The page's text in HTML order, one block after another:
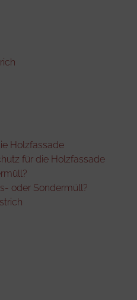
Holzfassade
für die Holzfassade
oder Sondermüll?